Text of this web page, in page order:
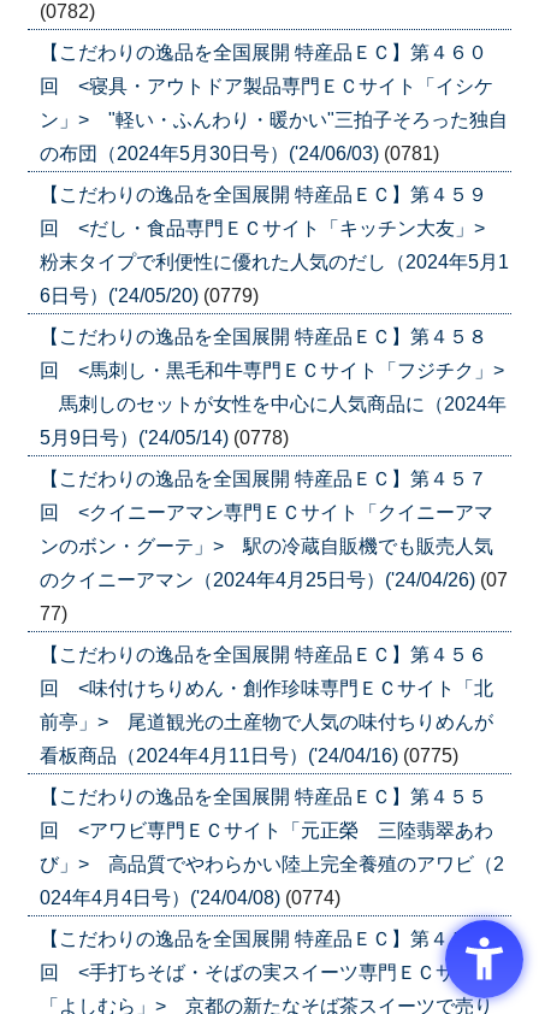
(0782)
【こだわりの逸品を全国展開 特産品ＥＣ】第４６０
回 <寝具・アウトドア製品専門ＥＣサイト「イシケ
ン」> "軽い・ふんわり・暖かい"三拍子そろった独自
の布団（2024年5月30日号）('24/06/03) (0781)
【こだわりの逸品を全国展開 特産品ＥＣ】第４５９
回 <だし・食品専門ＥＣサイト「キッチン大友」>
粉末タイプで利便性に優れた人気のだし（2024年5月1
6日号）('24/05/20) (0779)
【こだわりの逸品を全国展開 特産品ＥＣ】第４５８
回 <馬刺し・黒毛和牛専門ＥＣサイト「フジチク」>
馬刺しのセットが女性を中心に人気商品に（2024年
5月9日号）('24/05/14) (0778)
【こだわりの逸品を全国展開 特産品ＥＣ】第４５７
回 <クイニーアマン専門ＥＣサイト「クイニーアマ
ンのボン・グーテ」> 駅の冷蔵自販機でも販売人気
のクイニーアマン（2024年4月25日号）('24/04/26) (07
77)
【こだわりの逸品を全国展開 特産品ＥＣ】第４５６
回 <味付けちりめん・創作珍味専門ＥＣサイト「北
前亭」> 尾道観光の土産物で人気の味付ちりめんが
看板商品（2024年4月11日号）('24/04/16) (0775)
【こだわりの逸品を全国展開 特産品ＥＣ】第４５５
回 <アワビ専門ＥＣサイト「元正榮 三陸翡翠あわ
び」> 高品質でやわらかい陸上完全養殖のアワビ（2
024年4月4日号）('24/04/08) (0774)
【こだわりの逸品を全国展開 特産品ＥＣ】第４５４
回 <手打ちそば・そばの実スイーツ専門ＥＣサイト
「よしむら」> 京都の新たなそば茶スイーツで売り